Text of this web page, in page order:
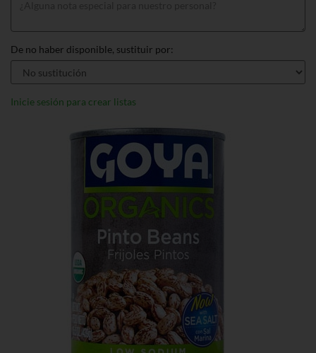
De no haber disponible, sustituir por:
Inicie sesión para crear listas